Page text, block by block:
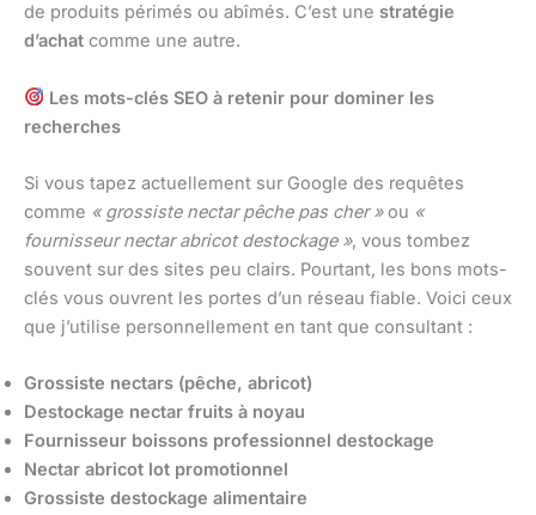
de produits périmés ou abîmés. C’est une stratégie
d’achat comme une autre.
Les mots-clés SEO à retenir pour dominer les
recherches
Si vous tapez actuellement sur Google des requêtes
comme « grossiste nectar pêche pas cher »ou «
fournisseur nectar abricot destockage », vous tombez
souvent sur des sites peu clairs. Pourtant, les bons mots-
clés vous ouvrent les portes d’un réseau fiable. Voici ceux
que j’utilise personnellement en tant que consultant :
Grossiste nectars (pêche, abricot)
Destockage nectar fruits à noyau
Fournisseur boissons professionnel destockage
Nectar abricot lot promotionnel
Grossiste destockage alimentaire